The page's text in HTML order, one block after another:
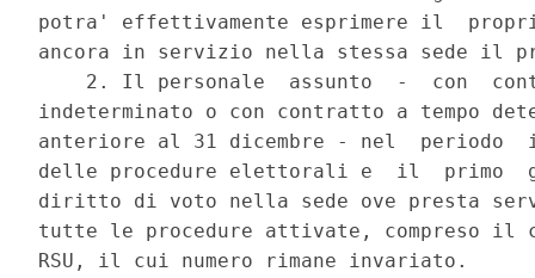
potra' effettivamente esprimere il
ancora in servizio nella stessa sede il
2. Il personale  assunto  -  con
indeterminato o con contratto a tempo
anteriore al 31 dicembre - nel
delle procedure elettorali e  il  primo
diritto di voto nella sede ove presta
tutte le procedure attivate, compreso il
RSU, il cui numero rimane invariato.